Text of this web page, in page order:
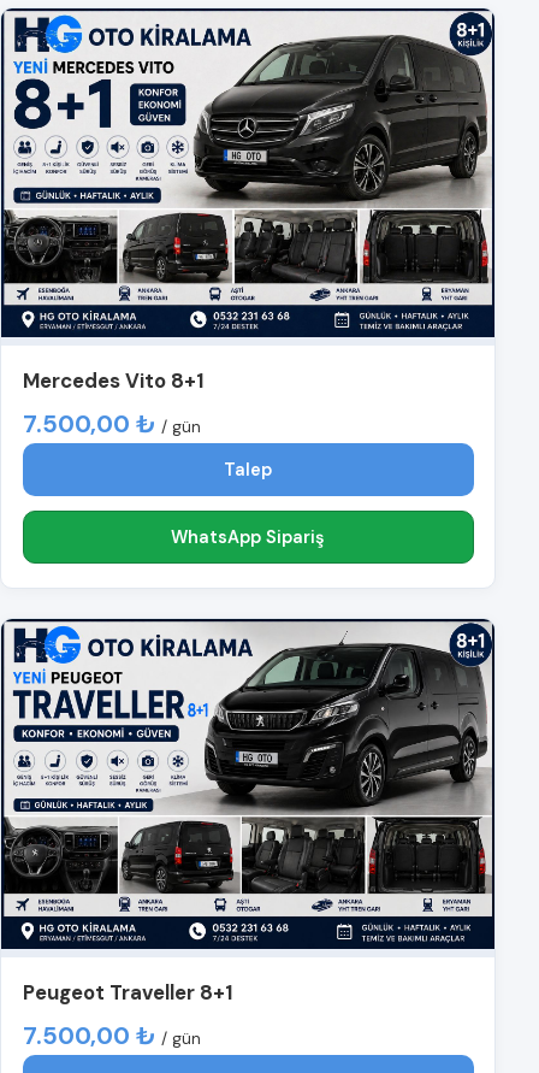
Mercedes Vito 8+1
7.500,00 ₺ / gün
Talep
WhatsApp Sipariş
Peugeot Traveller 8+1
7.500,00 ₺ / gün